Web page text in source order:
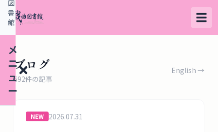
メ
ニ
ュ
ー
図
書
館
ブログ
692件の記事
English →
NEW 2026.07.31